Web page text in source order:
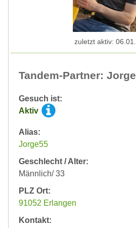
Tandem-Partner: Jorge
Gesuch ist:
Aktiv
Alias:
Jorge55
Geschlecht / Alter:
Männlich/ 33
PLZ Ort:
91052 Erlangen
Kontakt:
zuletzt aktiv: